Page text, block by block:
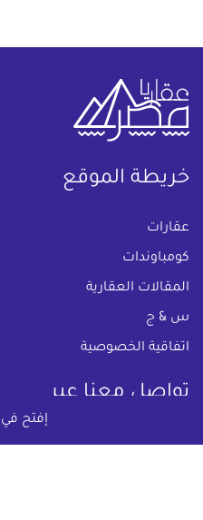
إفتح في
خريطة الموقع
عقارات
كومباوندات
المقالات العقارية
س & ج
اتفاقية الخصوصية
تواصل معنا عبر
البريد الالكترونى :